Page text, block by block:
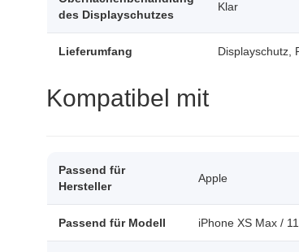
des Displayschutzes
Klar
Lieferumfang Displayschutz,
Kompatibel mit
Passend für
Hersteller
Apple
Passend für Modell iPhone XS Max /